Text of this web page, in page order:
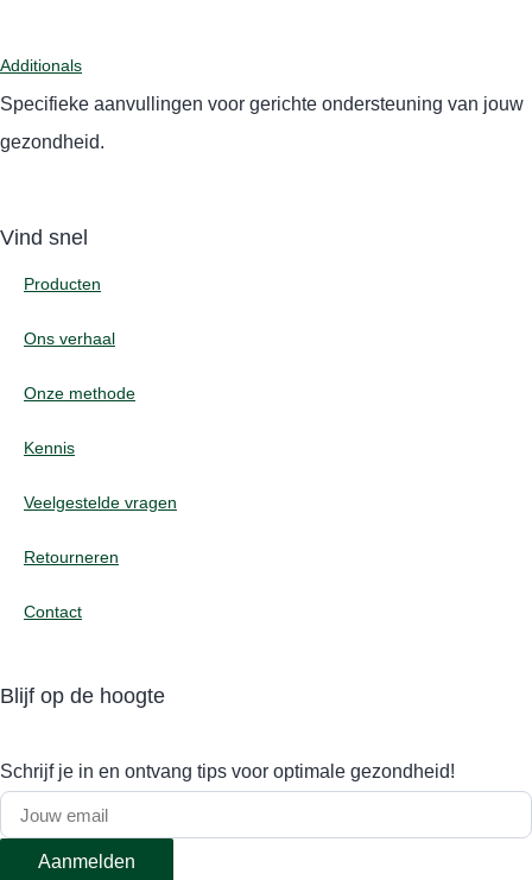
Additionals
Specifieke aanvullingen voor gerichte ondersteuning van jouw
gezondheid.
Vind snel
Producten
Ons verhaal
Onze methode
Kennis
Veelgestelde vragen
Retourneren
Contact
Blijf op de hoogte
Schrijf je in en ontvang tips voor optimale gezondheid!
Aanmelden